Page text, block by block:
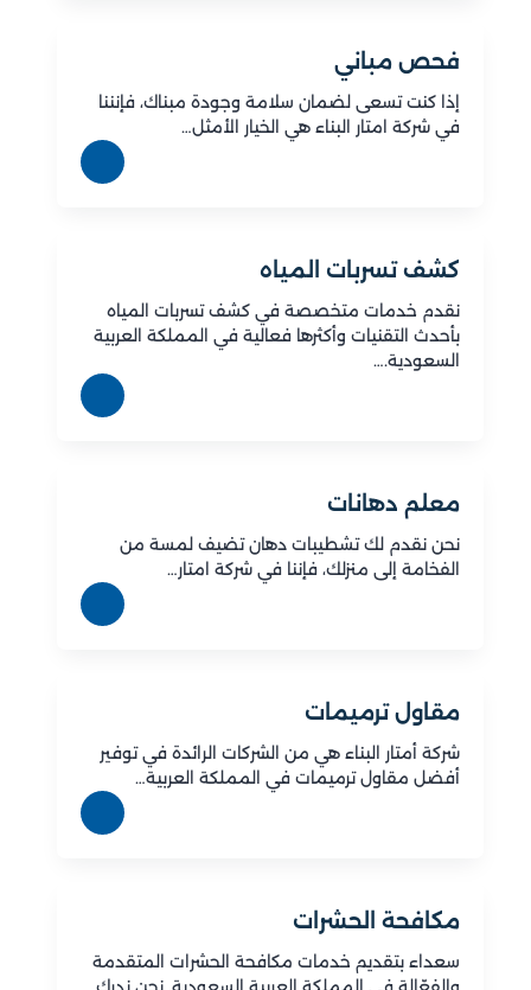
فحص مباني
إذا كنت تسعى لضمان سلامة وجودة مبناك، فإنننا
في شركة امتار البناء هي الخيار الأمثل…
كشف تسربات المياه
نقدم خدمات متخصصة في كشف تسربات المياه
بأحدث التقنيات وأكثرها فعالية في المملكة العربية
السعودية.…
معلم دهانات
نحن نقدم لك تشطيبات دهان تضيف لمسة من
الفخامة إلى منزلك، فإننا في شركة امتار…
مقاول ترميمات
شركة أمتار البناء هي من الشركات الرائدة في توفير
أفضل مقاول ترميمات في المملكة العربية…
مكافحة الحشرات
سعداء بتقديم خدمات مكافحة الحشرات المتقدمة